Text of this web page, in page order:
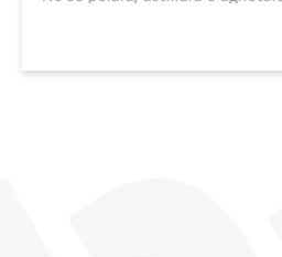
No inflamable, a prueba de
Alta resistencia dieléctrica y